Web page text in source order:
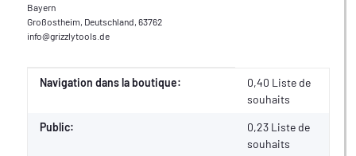
Bayern
Großostheim, Deutschland, 63762
info@grizzlytools.de
Valeur
Fabricant
Navigation dans la boutique:
0,40 Liste de
souhaits
Public: 0,23 Liste de
souhaits